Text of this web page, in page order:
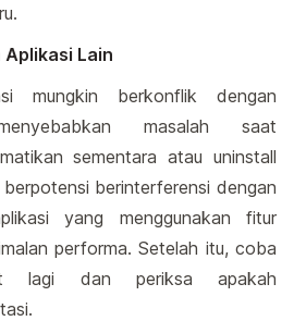
Lain
mungkin berkonflik dengan
masalah saat
sementara atau uninstall
berinterferensi dengan
yang menggunakan fitur
performa. Setelah itu, coba
lagi dan periksa apakah